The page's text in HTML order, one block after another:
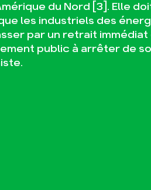
du Nord [3]. Elle
les industriels des
par un retrait immédiat
public à arrêter de